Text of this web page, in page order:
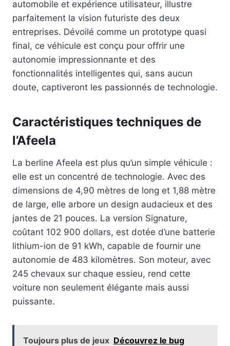
automobile et expérience utilisateur, illustre
parfaitement la vision futuriste des deux
entreprises. Dévoilé comme un prototype quasi
final, ce véhicule est conçu pour offrir une
autonomie impressionnante et des
fonctionnalités intelligentes qui, sans aucun
doute, captiveront les passionnés de technologie.
Caractéristiques techniques de
l’Afeela
La berline Afeela est plus qu’un simple véhicule :
elle est un concentré de technologie. Avec des
dimensions de 4,90 mètres de long et 1,88 mètre
de large, elle arbore un design audacieux et des
jantes de 21 pouces. La version Signature,
coûtant 102 900 dollars, est dotée d’une batterie
lithium-ion de 91 kWh, capable de fournir une
autonomie de 483 kilomètres. Son moteur, avec
245 chevaux sur chaque essieu, rend cette
voiture non seulement élégante mais aussi
puissante.
Toujours plus de jeux Découvrez le bug